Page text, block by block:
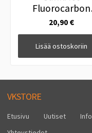
Fluorocarbon
0.72mm 30,34kg
20m
20,90 €
Lisää ostoskoriin
VKSTORE
Etusivu Uutiset Info